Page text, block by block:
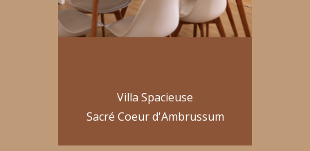
Villa Spacieuse
Sacré Coeur d'Ambrussum